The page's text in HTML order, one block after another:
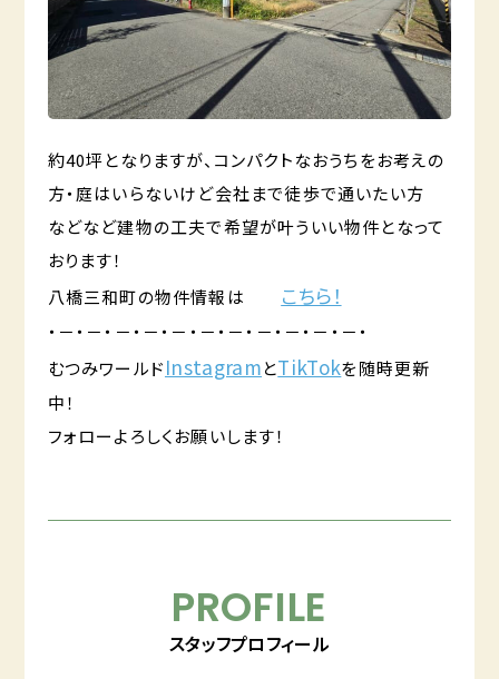
約40坪となりますが、コンパクトなおうちをお考えの
方・庭はいらないけど会社まで徒歩で通いたい方
などなど建物の工夫で希望が叶ういい物件となって
おります！
八橋三和町の物件情報は こちら！
・－・－・－・－・－・－・－・－・－・－・－・
むつみワールドInstagramとTikTokを随時更新
中！
フォローよろしくお願いします！
PROFILE
スタッフプロフィール